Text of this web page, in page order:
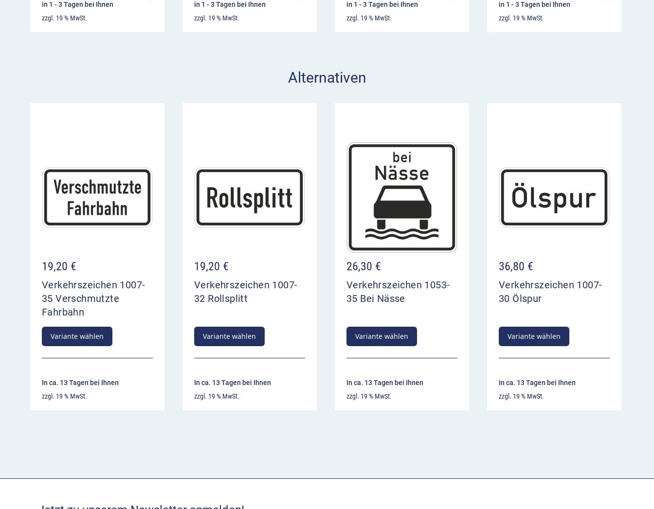
in 1 - 3 Tagen bei Ihnen
zzgl. 19 % MwSt.
in 1 - 3 Tagen bei Ihnen
zzgl. 19 % MwSt.
in 1 - 3 Tagen bei Ihnen
zzgl. 19 % MwSt.
in 1 - 3 Tagen bei Ihnen
zzgl. 19 % MwSt.
Alternativen
19,20 €
Verkehrszeichen 1007-
35 Verschmutzte
Fahrbahn
Variante wählen
In ca. 13 Tagen bei Ihnen
zzgl. 19 % MwSt.
19,20 €
Verkehrszeichen 1007-
32 Rollsplitt
Variante wählen
In ca. 13 Tagen bei Ihnen
zzgl. 19 % MwSt.
26,30 €
Verkehrszeichen 1053-
35 Bei Nässe
Variante wählen
In ca. 13 Tagen bei Ihnen
zzgl. 19 % MwSt.
36,80 €
Verkehrszeichen 1007-
30 Ölspur
Variante wählen
In ca. 13 Tagen bei Ihnen
zzgl. 19 % MwSt.